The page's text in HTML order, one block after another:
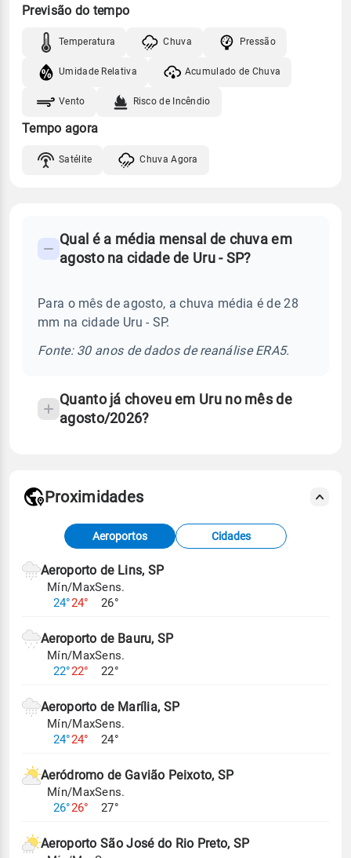
Previsão do tempo
Temperatura Chuva Pressão
Umidade Relativa Acumulado de Chuva
Vento Risco de Incêndio
Tempo agora
Satélite Chuva Agora
Perguntas
sobre
chuva
Qual é a média mensal de chuva em
agosto na cidade de Uru - SP?
Para o mês de agosto, a chuva média é de 28
mm na cidade Uru - SP.
Fonte: 30 anos de dados de reanálise ERA5.
Quanto já choveu em Uru no mês de
agosto/2026?
Fonte: dados combinados de estações
meteorológicas e satélite do Centro de Previsão
de Tempo e Estudos Climáticos (CPTEC).
Para obter mais informações sobre os dados
Proximidades
Aeroportos Cidades
Aeroporto de Lins, SP
Mín/Max
24°24°
Sens.
26°
Aeroporto de Bauru, SP
Mín/Max
22°22°
Sens.
22°
Aeroporto de Marília, SP
Mín/Max
24°24°
Sens.
24°
Aeródromo de Gavião Peixoto, SP
Mín/Max
26°26°
Sens.
27°
Aeroporto São José do Rio Preto, SP